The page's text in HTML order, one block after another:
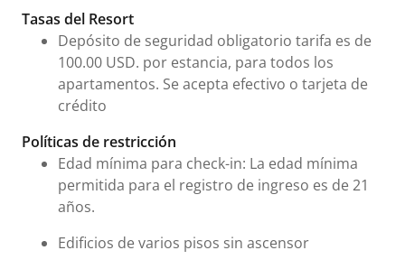
Infromación Urgente
Tasas del Resort
Depósito de seguridad obligatorio tarifa es de
100.00 USD. por estancia, para todos los
apartamentos. Se acepta efectivo o tarjeta de
crédito
Políticas de restricción
Edad mínima para check-in: La edad mínima
permitida para el registro de ingreso es de 21
años.
Edificios de varios pisos sin ascensor